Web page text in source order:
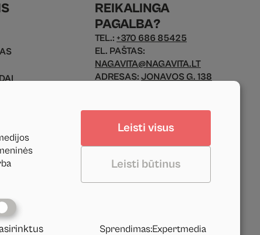
REIKALINGA
PAGALBA?
TEL.: +370 686 85425
EL. PAŠTAS:
NAGAVITA@NAGAVITA.LT
ADRESAS: JONAVOS G. 138
DARBO LAIKAS:
Leisti būtinus
Leisti visus
Sprendimas:Expertmedia